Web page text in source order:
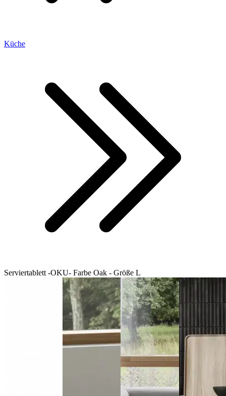
Küche
Serviertablett -OKU- Farbe Oak - Größe L